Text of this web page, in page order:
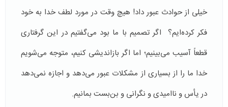
خیلی از حوادث عبور داد! هیچ وقت در مورد لطف خدا به خود
فکر کرده‌ایم؟ اگر تصمیم با ما بود می‌گفتیم در این گرفتاری
قطعاً آسیب می‌بینیم؛ اما اگر بازاندیشی کنیم، متوجه می‌شویم
خدا ما را از بسیاری از مشکلات عبور می‌دهد و اجازه نمی‌دهد
در یأس و ناامیدی و نگرانی و بن‌بست بمانیم.